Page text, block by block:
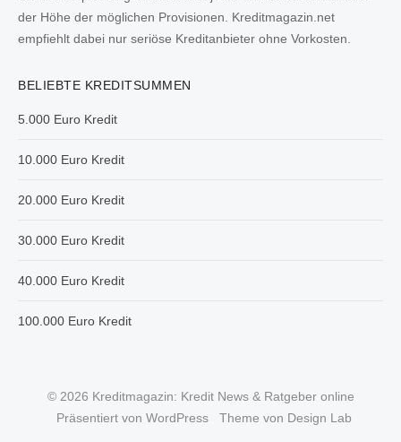
der Höhe der möglichen Provisionen. Kreditmagazin.net
empfiehlt dabei nur seriöse Kreditanbieter ohne Vorkosten.
BELIEBTE KREDITSUMMEN
5.000 Euro Kredit
10.000 Euro Kredit
20.000 Euro Kredit
30.000 Euro Kredit
40.000 Euro Kredit
100.000 Euro Kredit
© 2026 Kreditmagazin: Kredit News & Ratgeber online
Präsentiert von WordPress
Theme von Design Lab